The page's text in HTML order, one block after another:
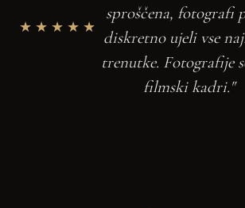
★★★★★
sproščena, fotografi
diskretno ujeli vse
trenutke. Fotografije
filmski kadri."